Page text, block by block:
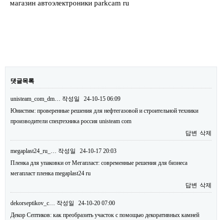
магазин автоэлектроники parkcam ru
댓글목록
unisteam_com_dm… 작성일
24-10-15 06:09
Юнистим: проверенные решения для нефтегазовой и строительной техники
производители спецтехника россия unisteam com
답변 삭제
megaplast24_ru_… 작성일
24-10-17 20:03
Пленка для упаковки от Мегапласт: современные решения для бизнеса
мегапласт пленка megaplast24 ru
답변 삭제
dekorseptikov_c… 작성일
24-10-20 07:00
Декор Септиков: как преобразить участок с помощью декоративных камней